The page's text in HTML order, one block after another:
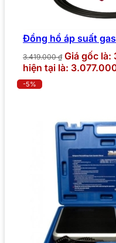
Đồng hồ áp suất
3.419.000₫ Giá gốc là:
hiện tại là:
-5%